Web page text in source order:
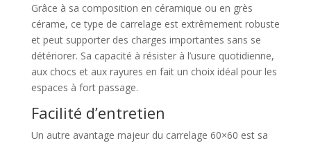
Grâce à sa composition en céramique ou en grès
cérame, ce type de carrelage est extrêmement robuste
et peut supporter des charges importantes sans se
détériorer. Sa capacité à résister à l’usure quotidienne,
aux chocs et aux rayures en fait un choix idéal pour les
espaces à fort passage.
Facilité d’entretien
Un autre avantage majeur du carrelage 60×60 est sa